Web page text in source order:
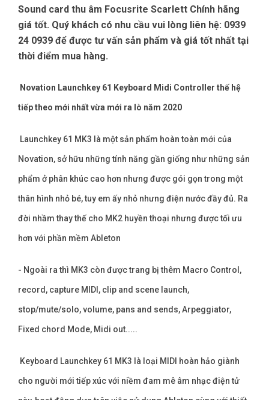
Sound card thu âm Focusrite Scarlett Chính hãng
giá tốt. Quý khách có nhu cầu vui lòng liên hệ: 0939
24 0939 để được tư vấn sản phẩm và giá tốt nhất tại
thời điểm mua hàng.
Novation Launchkey 61 Keyboard Midi Controller thế hệ
tiếp theo mới nhất vừa mới ra lò năm 2020
Launchkey 61 MK3 là một sản phẩm hoàn toàn mới của
Novation, sở hữu những tính năng gần giống như những sản
phẩm ở phân khúc cao hơn nhưng được gói gọn trong một
thân hình nhỏ bé, tuy em ấy nhỏ nhưng điện nước đầy đủ. Ra
đời nhầm thay thế cho MK2 huyền thoại nhưng được tối ưu
hơn với phần mềm Ableton
- Ngoài ra thì MK3 còn được trang bị thêm Macro Control,
record, capture MIDI, clip and scene launch,
stop/mute/solo, volume, pans and sends, Arpeggiator,
Fixed chord Mode, Midi out.....
Keyboard Launchkey 61 MK3 là loại MIDI hoàn hảo giành
cho người mới tiếp xúc với niềm đam mê âm nhạc điện tử